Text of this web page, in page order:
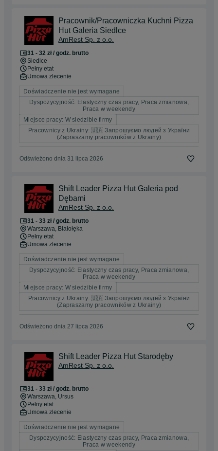
Pracownik/Pracowniczka Kuchni Pizza
Hut Galeria Siedlce
AmRest Sp. z o.o.
31 - 32 zł / godz. brutto
Siedlce
Pełny etat
Umowa zlecenie
Doświadczenie nie jest wymagane
Dyspozycyjność: Elastyczny czas pracy, Praca zmianowa,
Praca w weekendy
Miejsce pracy: W siedzibie firmy
Pracownicy z Ukrainy: 🇺🇦 Запрошуємо людей з України
(Zapraszamy pracowników z Ukrainy)
Odświeżono dnia 31 lipca 2026
Shift Leader Pizza Hut Galeria pod
Dębami
AmRest Sp. z o.o.
31 - 33 zł / godz. brutto
Warszawa , Białołęka
Pełny etat
Umowa zlecenie
Doświadczenie nie jest wymagane
Dyspozycyjność: Elastyczny czas pracy, Praca zmianowa,
Praca w weekendy
Miejsce pracy: W siedzibie firmy
Pracownicy z Ukrainy: 🇺🇦 Запрошуємо людей з України
(Zapraszamy pracowników z Ukrainy)
Odświeżono dnia 27 lipca 2026
Shift Leader Pizza Hut Starodęby
AmRest Sp. z o.o.
31 - 33 zł / godz. brutto
Warszawa , Ursus
Pełny etat
Umowa zlecenie
Doświadczenie nie jest wymagane
Dyspozycyjność: Elastyczny czas pracy, Praca zmianowa,
Praca w weekendy